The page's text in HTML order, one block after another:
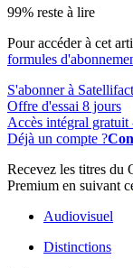
99% reste à lire
Pour accéder à cet
formules
S'abonner à
Offre d'essai 8 jours
Accès intégral gratuit
Déjà un compte ?
Recevez les titres du
Premium en suivant
Audiovisuel
Distinctions